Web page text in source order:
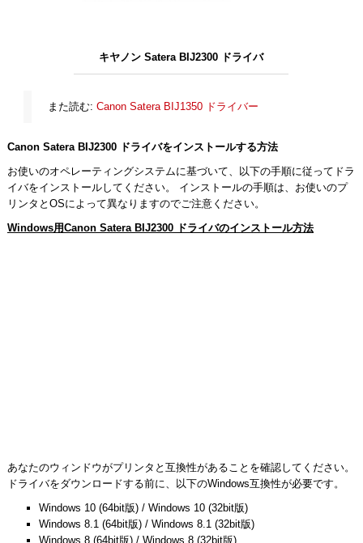
キヤノン Satera BIJ2300 ドライバ
また読む: Canon Satera BIJ1350 ドライバー
Canon Satera BIJ2300 ドライバをインストールする方法
お使いのオペレーティングシステムに基づいて、以下の手順に従ってドラ
イバをインストールしてください。 インストールの手順は、お使いのプ
リンタとOSによって異なりますのでご注意ください。
Windows用Canon Satera BIJ2300 ドライバのインストール方法
あなたのウィンドウがプリンタと互換性があることを確認してください。
ドライバをダウンロードする前に、以下のWindows互換性が必要です。
Windows 10 (64bit版) / Windows 10 (32bit版)
Windows 8.1 (64bit版) / Windows 8.1 (32bit版)
Windows 8 (64bit版) / Windows 8 (32bit版)